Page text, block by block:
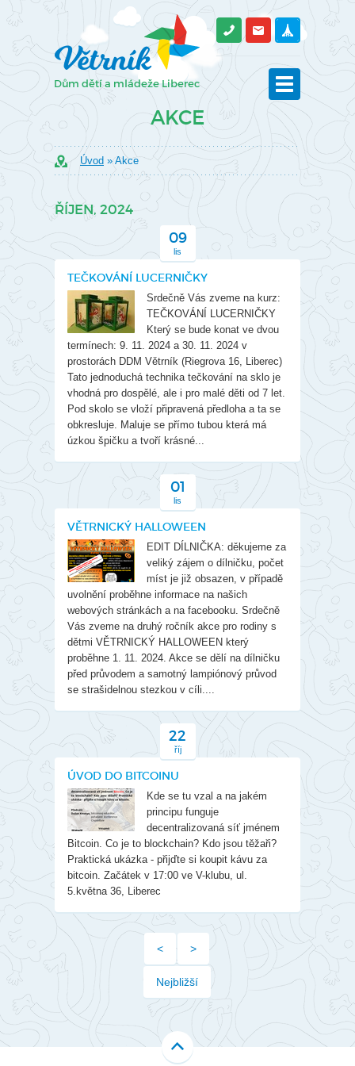
AKCE
Úvod » Akce
ŘÍJEN, 2024
09
lis
TEČKOVÁNÍ LUCERNIČKY
Srdečně Vás zveme na kurz:
TEČKOVÁNÍ LUCERNIČKY
Který se bude konat ve dvou
termínech: 9. 11. 2024 a 30. 11. 2024 v
prostorách DDM Větrník (Riegrova 16, Liberec)
Tato jednoduchá technika tečkování na sklo je
vhodná pro dospělé, ale i pro malé děti od 7 let.
Pod skolo se vloží připravená předloha a ta se
obkresluje. Maluje se přímo tubou která má
úzkou špičku a tvoří krásné...
01
lis
VĚTRNICKÝ HALLOWEEN
EDIT DÍLNIČKA: děkujeme za
veliký zájem o dílničku, počet
míst je již obsazen, v případě
uvolnění proběhne informace na našich
webových stránkách a na facebooku. Srdečně
Vás zveme na druhý ročník akce pro rodiny s
dětmi VĚTRNICKÝ HALLOWEEN který
proběhne 1. 11. 2024. Akce se dělí na dílničku
před průvodem a samotný lampiónový průvod
se strašidelnou stezkou v cíli....
22
říj
ÚVOD DO BITCOINU
Kde se tu vzal a na jakém
principu funguje
decentralizovaná síť jménem
Bitcoin. Co je to blockchain? Kdo jsou těžaři?
Praktická ukázka - přijďte si koupit kávu za
bitcoin. Začátek v 17:00 ve V-klubu, ul.
5.května 36, Liberec
< >
Nejbližší